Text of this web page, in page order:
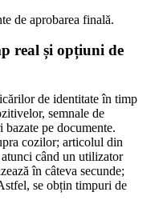
de aprobarea finală.
real și opțiuni de
de identitate în timp
semnale de
pe documente.
cozilor; articolul din
când un utilizator
în câteva secunde;
se obțin timpuri de